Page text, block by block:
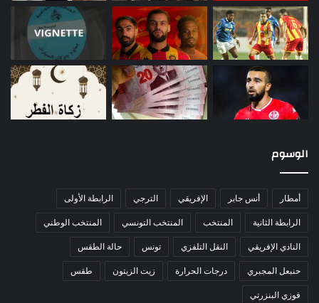
الوسوم
أمطار أنس جابر الإفريقي الترجي الرابطة الأولى
الرابطة الثانية المنتخب المنتخب التونسي المنتخب الوطني
النادي الإفريقي النقل التلفزي تونس حالة الطقس
حنبعل المجبري درجات الحرارة زيت الزيتون طقس
فوزي البنزرتي